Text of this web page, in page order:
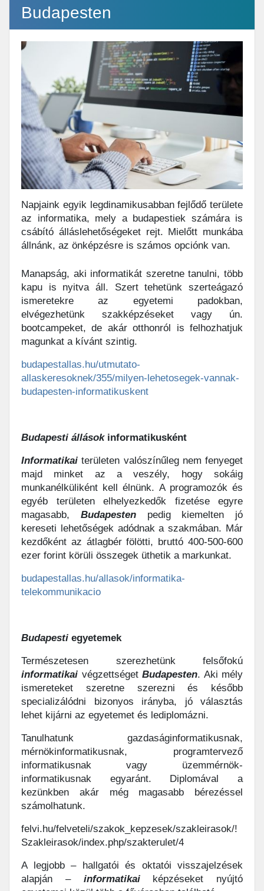
Budapesten
Napjaink egyik legdinamikusabban fejlődő területe
az informatika, mely a budapestiek számára is
csábító álláslehetőségeket rejt. Mielőtt munkába
állnánk, az önképzésre is számos opciónk van.
Manapság, aki informatikát szeretne tanulni, több
kapu is nyitva áll. Szert tehetünk szerteágazó
ismeretekre az egyetemi padokban,
elvégezhetünk szakképzéseket vagy ún.
bootcampeket, de akár otthonról is felhozhatjuk
magunkat a kívánt szintig.
budapestallas.hu/utmutato-
allaskeresoknek/355/milyen-lehetosegek-vannak-
budapesten-informatikuskent
Budapesti állásokinformatikusként
Informatikai területen valószínűleg nem fenyeget
majd minket az a veszély, hogy sokáig
munkanélküliként kell élnünk. A programozók és
egyéb területen elhelyezkedők fizetése egyre
magasabb, Budapestenpedig kiemelten jó
kereseti lehetőségek adódnak a szakmában. Már
kezdőként az átlagbér fölötti, bruttó 400-500-600
ezer forint körüli összegek üthetik a markunkat.
budapestallas.hu/allasok/informatika-
telekommunikacio
Budapesti egyetemek
Természetesen szerezhetünk felsőfokú
informatikai végzettséget Budapesten. Aki mély
ismereteket szeretne szerezni és később
specializálódni bizonyos irányba, jó választás
lehet kijárni az egyetemet és lediplomázni.
Tanulhatunk gazdaságinformatikusnak,
mérnökinformatikusnak, programtervező
informatikusnak vagy üzemmérnök-
informatikusnak egyaránt. Diplomával a
kezünkben akár még magasabb bérezéssel
számolhatunk.
felvi.hu/felveteli/szakok_kepzesek/szakleirasok/!
Szakleirasok/index.php/szakterulet/4
A legjobb – hallgatói és oktatói visszajelzések
alapján – informatikaiképzéseket nyújtó